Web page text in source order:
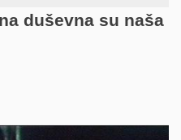
duševna su naša